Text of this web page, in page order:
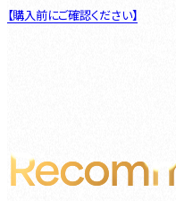
【購入前にご確認ください】